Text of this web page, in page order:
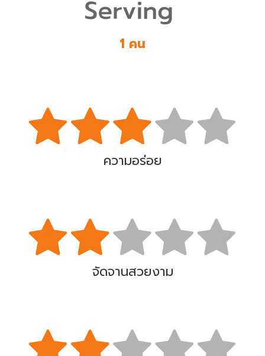
1 คน
ความอร่อย
จัดจานสวยงาม